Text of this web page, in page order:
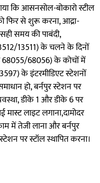
कि आसनसोल-बोकारो स्टील
फिर से शुरू करना, आद्रा-
समय की पाबंदी,
13511) के चलने के दिनों
68055/68056) के कोचों में
के इंटरमीडिएट स्टेशनों
हो, बर्नपुर स्टेशन पर
डीके 1 और डीके 6 पर
लाइट लगाना,दामोदर
में तेजी लाना और बर्नपुर
पर स्टॉल स्थापित करना।